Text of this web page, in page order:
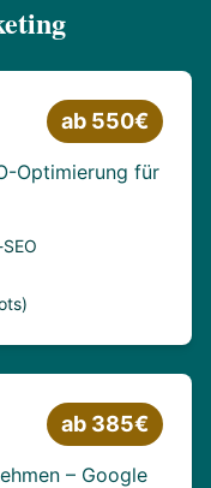
ab 550€
Optimierung für
ab 385€
– Google